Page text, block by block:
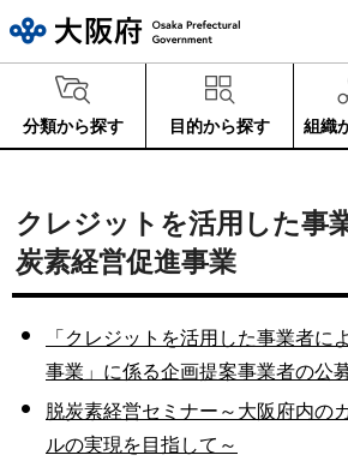
分類から探す 目的から探す 組織
クレジットを活用した事
炭素経営促進事業
「クレジットを活用した事業者に
事業」に係る企画提案事業者の公
脱炭素経営セミナー～大阪府内の
ルの実現を目指して～